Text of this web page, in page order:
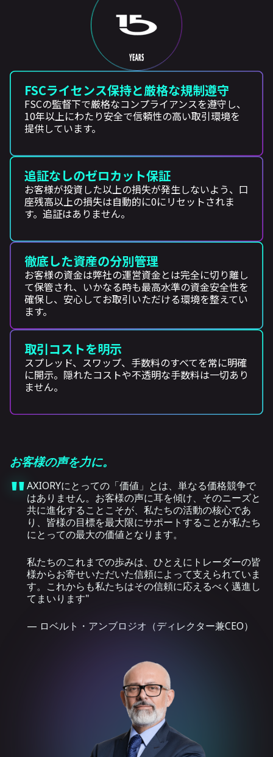
FSCライセンス保持と厳格な規制遵守
FSCの監督下で厳格なコンプライアンスを遵守し、
10年以上にわたり安全で信頼性の高い取引環境を
提供しています。
追証なしのゼロカット保証
お客様が投資した以上の損失が発生しないよう、口
座残高以上の損失は自動的に0にリセットされま
す。追証はありません。
徹底した資産の分別管理
お客様の資金は弊社の運営資金とは完全に切り離し
て保管され、いかなる時も最高水準の資金安全性を
確保し、安心してお取引いただける環境を整えてい
ます。
取引コストを明示
スプレッド、スワップ、手数料のすべてを常に明確
に開示。隠れたコストや不透明な手数料は一切あり
ません。
お客様の声を力に。
"AXIORYにとっての「価値」とは、単なる価格競争で
はありません。お客様の声に耳を傾け、そのニーズと
共に進化することこそが、私たちの活動の核心であ
り、皆様の目標を最大限にサポートすることが私たち
にとっての最大の価値となります。
私たちのこれまでの歩みは、ひとえにトレーダーの皆
様からお寄せいただいた信頼によって支えられていま
す。これからも私たちはその信頼に応えるべく邁進し
てまいります"
— ロベルト・アンブロジオ（ディレクター兼CEO）